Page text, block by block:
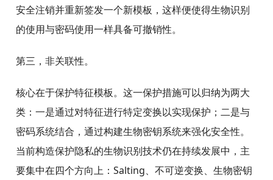
安全注销并重新签发一个新模板，这样便使得生物识别
的使用与密码使用一样具备可撤销性。
第三，非关联性。
核心在于保护特征模板。这一保护措施可以归纳为两大
类：一是通过对特征进行特定变换以实现保护；二是与
密码系统结合，通过构建生物密钥系统来强化安全性。
当前构造保护隐私的生物识别技术仍在持续发展中，主
要集中在四个方向上：Salting、不可逆变换、生物密钥